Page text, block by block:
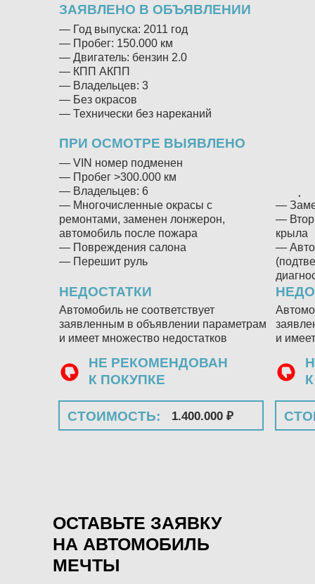
ПРИ ОСМОТРЕ ВЫЯВЛЕНО
НЕДОСТАТКИ
НЕ РЕКОМЕНДОВАН
К ПОКУПКЕ
ЗАЯВЛЕНО В ОБЪЯВЛЕНИИ
СТОИМОСТЬ:
— VIN номер подменен
— Пробег >300.000 км
— Владельцев: 6
— Многочисленные окрасы с
ремонтами, заменен лонжерон,
автомобиль после пожара
— Повреждения салона
— Перешит руль
Автомобиль не соответствует
заявленным в объявлении параметрам
и имеет множество недостатков
— Год выпуска: 2011 год
— Пробег: 150.000 км
— Двигатель: бензин 2.0
— КПП АКПП
— Владельцев: 3
— Без окрасов
— Технически без нареканий
1.400.000 ₽
—
—
крыла
—
и
ОСТАВЬТЕ ЗАЯВКУ
НА АВТОМОБИЛЬ
МЕЧТЫ